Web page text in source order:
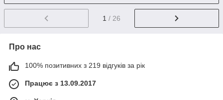
1 / 26
Про нас
100% позитивних з 219 відгуків за рік
Працює з 13.09.2017